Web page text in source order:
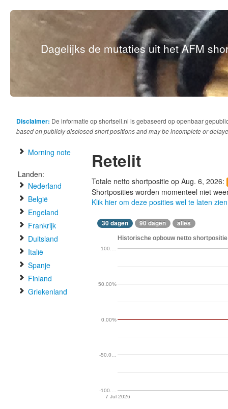
Dagelijks de mutaties uit het AFM
Disclaimer: De informatie op shortsell.nl is gebaseerd op openbaar
based on publicly disclosed short positions and may be incomplete or
Morning note
Landen:
Nederland
België
Engeland
Frankrijk
Duitsland
Italië
Spanje
Finland
Griekenland
Retelit
Totale netto shortpositie op Aug. 6, 2026:
Shortposities worden momenteel niet
Klik hier om deze posities wel te laten zien
30 dagen 90 dagen alles
Historische opbouw netto
7 Jul 2026
-100.…
-50.0…
0.00%
50.00%
100.…